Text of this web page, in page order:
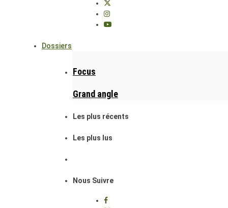
Dossiers
Focus
Grand angle
Les plus récents
Les plus lus
Nous Suivre